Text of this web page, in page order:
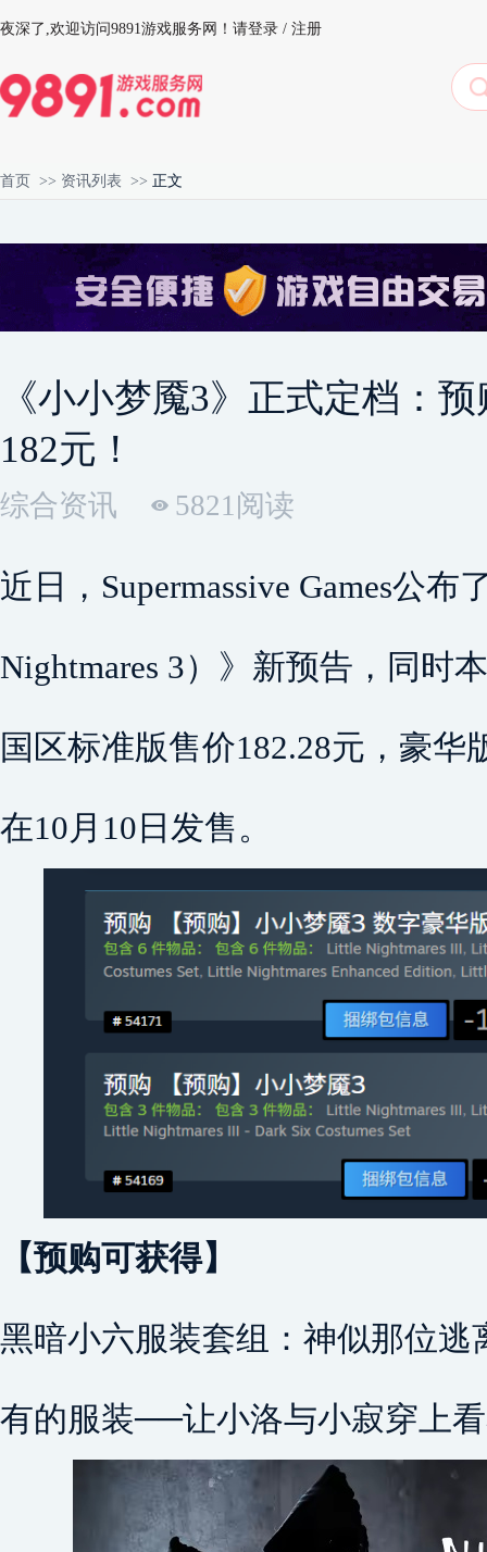
夜深了,欢迎访问9891游戏服务网！ 请登录 / 注册
首页 >> 资讯列表 >> 正文
《小小梦魇3》正式定档：
182元！
综合资讯 5821阅读
近日，Supermassive Games公布
Nightmares 3）》新预告，同时
国区标准版售价182.28元，豪华
在10月10日发售。
【预购可获得】
黑暗小六服装套组：神似那位
有的服装──让小洛与小寂穿上